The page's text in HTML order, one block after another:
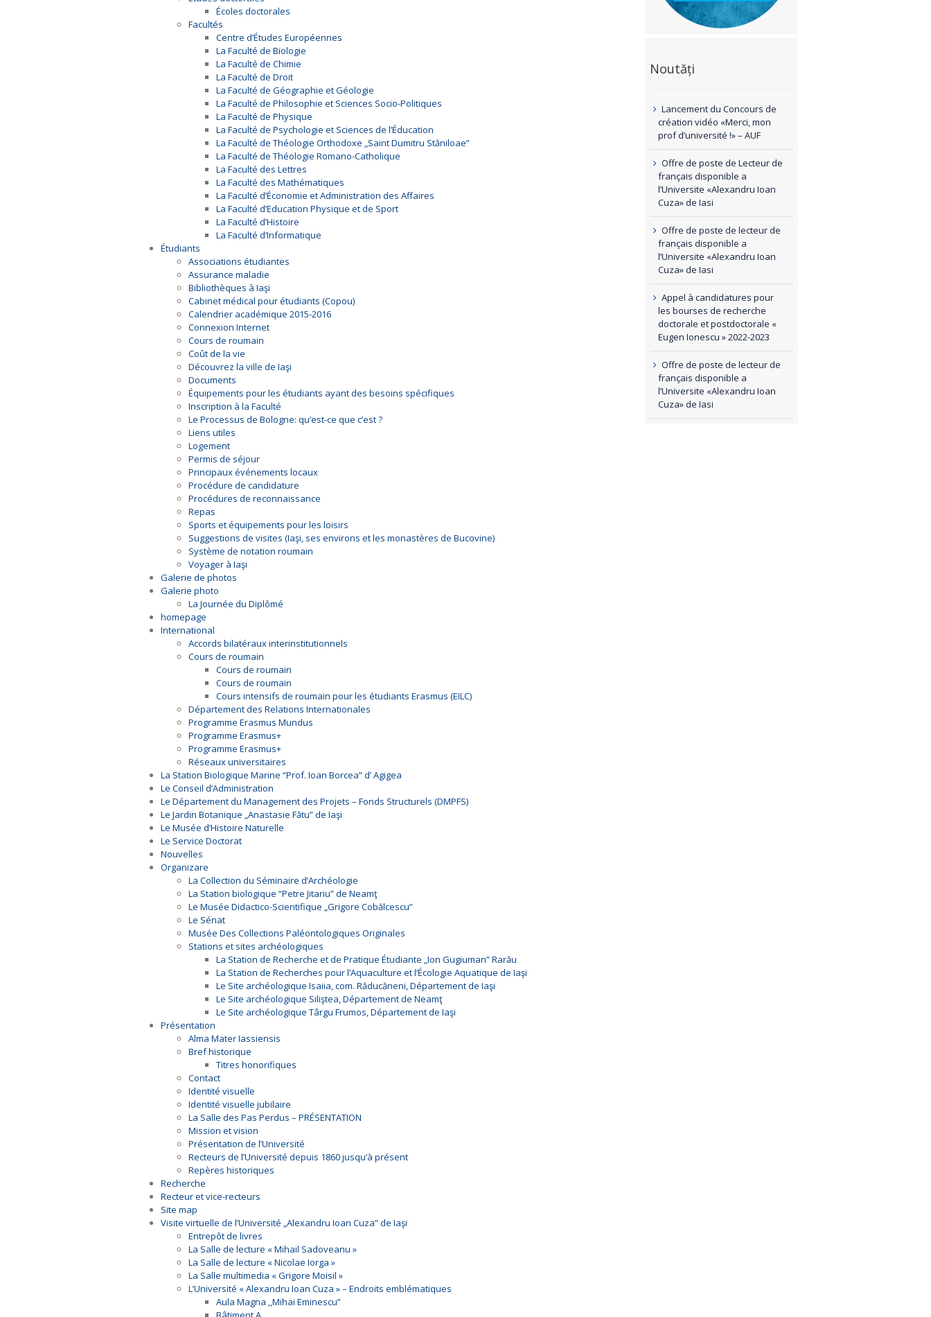
Écoles doctorales
Facultés
Centre d’Études Européennes
La Faculté de Biologie
La Faculté de Chimie
La Faculté de Droit
La Faculté de Géographie et Géologie
La Faculté de Philosophie et Sciences Socio-Politiques
La Faculté de Physique
La Faculté de Psychologie et Sciences de l’Éducation
La Faculté de Théologie Orthodoxe „Saint Dumitru Stăniloae”
La Faculté de Théologie Romano-Catholique
La Faculté des Lettres
La Faculté des Mathématiques
La Faculté d’Économie et Administration des Affaires
La Faculté d’Education Physique et de Sport
La Faculté d’Histoire
La Faculté d’Informatique
Étudiants
Associations étudiantes
Assurance maladie
Bibliothèques à Iaşi
Cabinet médical pour étudiants (Copou)
Calendrier académique 2015-2016
Connexion Internet
Cours de roumain
Coût de la vie
Découvrez la ville de Iaşi
Documents
Équipements pour les étudiants ayant des besoins spécifiques
Inscription à la Faculté
Le Processus de Bologne: qu’est-ce que c’est ?
Liens utiles
Logement
Permis de séjour
Principaux événements locaux
Procédure de candidature
Procédures de reconnaissance
Repas
Sports et équipements pour les loisirs
Suggestions de visites (Iaşi, ses environs et les monastères de Bucovine)
Système de notation roumain
Voyager à Iaşi
Galerie de photos
Galerie photo
La Journée du Diplômé
homepage
International
Accords bilatéraux interinstitutionnels
Cours de roumain
Cours de roumain
Cours de roumain
Cours intensifs de roumain pour les étudiants Erasmus (EILC)
Département des Relations Internationales
Programme Erasmus Mundus
Programme Erasmus+
Programme Erasmus+
Réseaux universitaires
La Station Biologique Marine “Prof. Ioan Borcea” d’ Agigea
Le Conseil d’Administration
Le Département du Management des Projets – Fonds Structurels (DMPFS)
Le Jardin Botanique „Anastasie Fătu” de Iaşi
Le Musée d’Histoire Naturelle
Le Service Doctorat
Nouvelles
Organizare
La Collection du Séminaire d’Archéologie
La Station biologique “Petre Jitariu” de Neamţ
Le Musée Didactico-Scientifique „Grigore Cobălcescu”
Le Sénat
Musée Des Collections Paléontologiques Originales
Stations et sites archéologiques
La Station de Recherche et de Pratique Étudiante „Ion Gugiuman” Rarău
La Station de Recherches pour l’Aquaculture et l’Écologie Aquatique de Iaşi
Le Site archéologique Isaiia, com. Răducăneni, Département de Iaşi
Le Site archéologique Siliştea, Département de Neamţ
Le Site archéologique Târgu Frumos, Département de Iaşi
Présentation
Alma Mater Iassiensis
Bref historique
Titres honorifiques
Contact
Identité visuelle
Identité visuelle jubilaire
La Salle des Pas Perdus – PRÉSENTATION
Mission et vision
Présentation de l’Université
Recteurs de l’Université depuis 1860 jusqu’à présent
Repères historiques
Recherche
Recteur et vice-recteurs
Site map
Visite virtuelle de l’Université „Alexandru Ioan Cuza” de Iaşi
Entrepôt de livres
La Salle de lecture « Mihail Sadoveanu »
La Salle de lecture « Nicolae Iorga »
La Salle multimedia « Grigore Moisil »
L’Université « Alexandru Ioan Cuza » – Endroits emblématiques
Aula Magna ,,Mihai Eminescu”
Noutăți
Lancement du Concours de
création vidéo «Merci, mon
prof d’université !» – AUF
Offre de poste de Lecteur de
français disponible a
l’Universite «Alexandru Ioan
Cuza» de Iasi
Offre de poste de lecteur de
français disponible a
l’Universite «Alexandru Ioan
Cuza» de Iasi
Appel à candidatures pour
les bourses de recherche
doctorale et postdoctorale «
Eugen Ionescu » 2022-2023
Offre de poste de lecteur de
français disponible a
l’Universite «Alexandru Ioan
Cuza» de Iasi